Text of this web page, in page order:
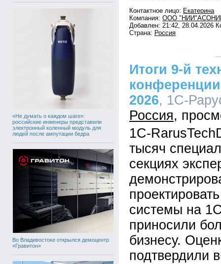
«Не думать о каждом шаге»:
российские инженеры представили
электронный коленный модуль для
людей после ампутации бедра
Во Владивостоке открылся демоцентр
«Гравитон»
Контактное лицо: Екатерина
Компания: ООО
Добавлен: 21:42, 28.04.2026
Страна: Россия
Итоги 9-й
2026, 1С-
Россия
1C-
тысяч
секциях
системы на
приносили
бизнесу.
подтвердили